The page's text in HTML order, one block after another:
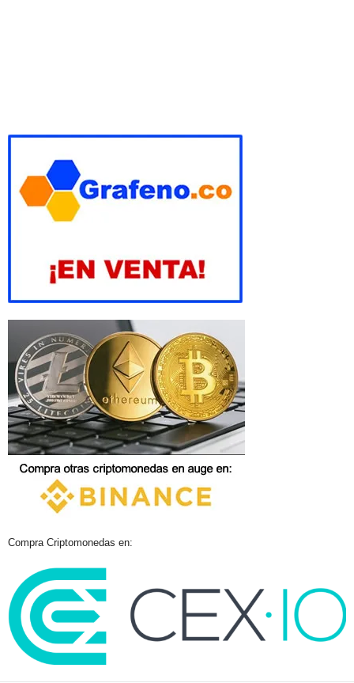
Compra Criptomonedas en: